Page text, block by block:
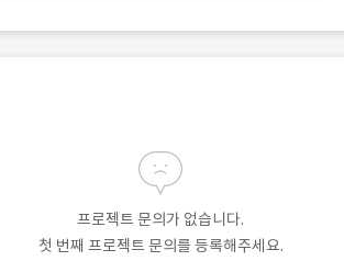
프로젝트 문의가 없습니다.
첫 번째 프로젝트 문의를 등록해주세요.